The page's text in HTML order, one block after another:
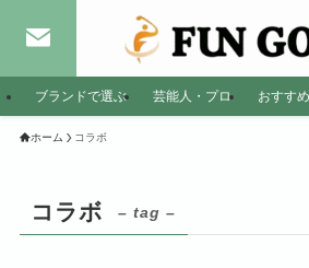
ブランドで選ぶ 芸能人・プロ おすす
ホーム コラボ
コラボ – tag –